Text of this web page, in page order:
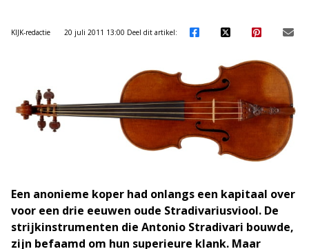
KIJK-redactie 20 juli 2011 13:00 Deel dit artikel:
Een anonieme koper had onlangs een kapitaal over
voor een drie eeuwen oude Stradivariusviool. De
strijkinstrumenten die Antonio Stradivari bouwde,
zijn befaamd om hun superieure klank. Maar